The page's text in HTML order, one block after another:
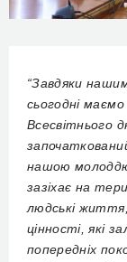
“Завдяки
сьогодні
Всесвітнього
нашою
зазіхає на
людські життя,
цінності, які
попередніх